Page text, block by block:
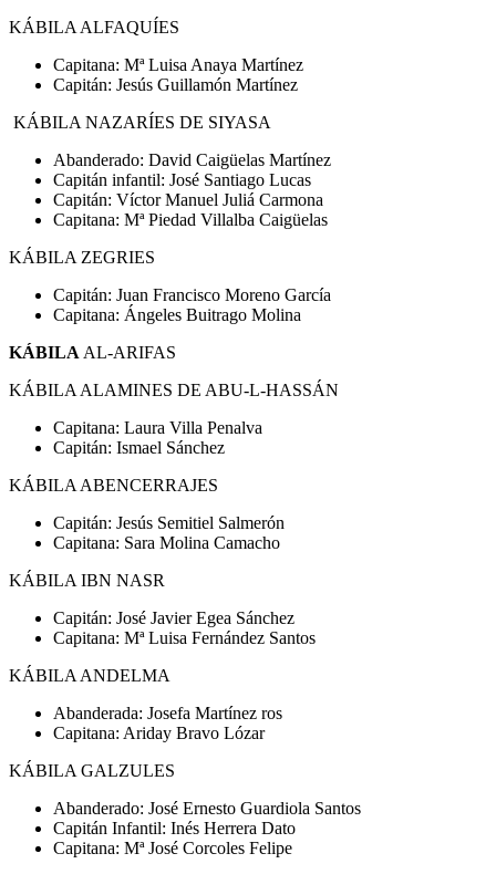
KÁBILA ALFAQUÍES
Capitana: Mª Luisa Anaya Martínez
Capitán: Jesús Guillamón Martínez
KÁBILA NAZARÍES DE SIYASA
Abanderado: David Caigüelas Martínez
Capitán infantil: José Santiago Lucas
Capitán: Víctor Manuel Juliá Carmona
Capitana: Mª Piedad Villalba Caigüelas
KÁBILA ZEGRIES
Capitán: Juan Francisco Moreno García
Capitana: Ángeles Buitrago Molina
KÁBILA AL-ARIFAS
KÁBILA ALAMINES DE ABU-L-HASSÁN
Capitana: Laura Villa Penalva
Capitán: Ismael Sánchez
KÁBILA ABENCERRAJES
Capitán: Jesús Semitiel Salmerón
Capitana: Sara Molina Camacho
KÁBILA IBN NASR
Capitán: José Javier Egea Sánchez
Capitana: Mª Luisa Fernández Santos
KÁBILA ANDELMA
Abanderada: Josefa Martínez ros
Capitana: Ariday Bravo Lózar
KÁBILA GALZULES
Abanderado: José Ernesto Guardiola Santos
Capitán Infantil: Inés Herrera Dato
Capitana: Mª José Corcoles Felipe